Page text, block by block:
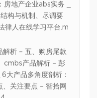
地产企业abs实务 _
构与机制、尽调要
律人在线学习平台.m
解析 – 五、购房尾款
cmbs产品解析 – 彭
大产品多角度剖析：
关注要点 – 智拾网